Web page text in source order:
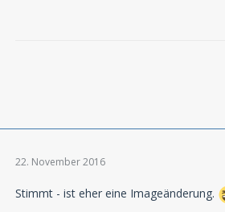
22. November 2016
Stimmt - ist eher eine Imageänderung.